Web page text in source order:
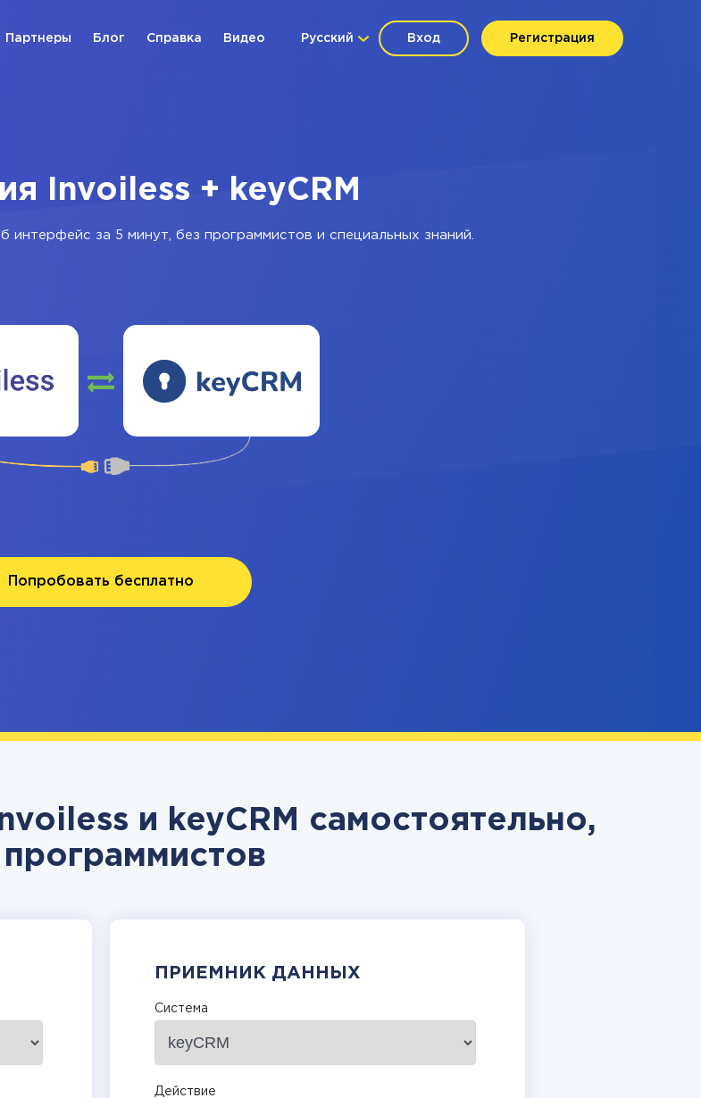
Вход Регистрация
Русский
Партнеры Блог Справка Видео
Invoiless + keyCRM
интерфейс за 5 минут, без программистов и специальных знаний.
Попробовать бесплатно
и keyCRM самостоятельно,
программистов
ПРИЕМНИК ДАННЫХ
Система
Действие